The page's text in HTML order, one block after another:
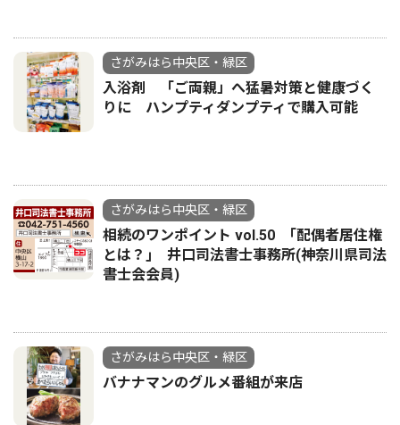
さがみはら中央区・緑区
入浴剤 「ご両親」へ猛暑対策と健康づく
りに ハンプティダンプティで購入可能
さがみはら中央区・緑区
相続のワンポイント vol.50 ｢配偶者居住権
とは？｣ 井口司法書士事務所(神奈川県司法
書士会会員)
さがみはら中央区・緑区
バナナマンのグルメ番組が来店